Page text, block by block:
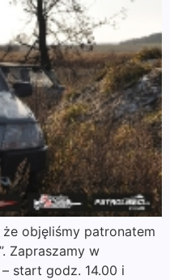
objęliśmy patronatem
Zapraszamy w
start godz. 14.00 i